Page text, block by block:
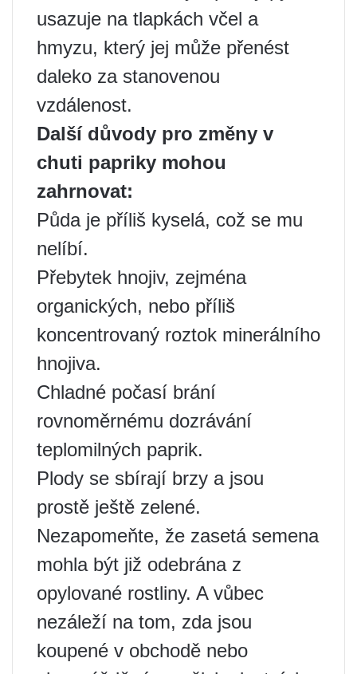
usazuje na tlapkách včel a
hmyzu, který jej může přenést
daleko za stanovenou
vzdálenost.
Další důvody pro změny v
chuti papriky mohou
zahrnovat:
Půda je příliš kyselá, což se mu
nelíbí.
Přebytek hnojiv, zejména
organických, nebo příliš
koncentrovaný roztok minerálního
hnojiva.
Chladné počasí brání
rovnoměrnému dozrávání
teplomilných paprik.
Plody se sbírají brzy a jsou
prostě ještě zelené.
Nezapomeňte, že zasetá semena
mohla být již odebrána z
opylované rostliny. A vůbec
nezáleží na tom, zda jsou
koupené v obchodě nebo